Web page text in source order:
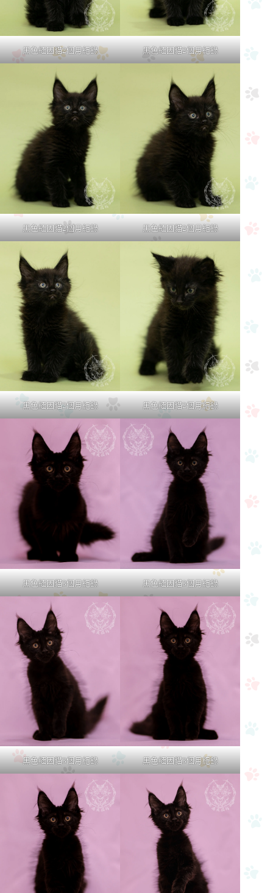
黑色緬因貓2個月紀錄 黑色緬因貓2個月紀錄
黑色緬因貓2個月紀錄 黑色緬因貓2個月紀錄
黑色緬因貓2個月紀錄 黑色緬因貓2個月紀錄
黑色緬因貓3個月紀錄 黑色緬因貓3個月紀錄
黑色緬因貓3個月紀錄 黑色緬因貓3個月紀錄